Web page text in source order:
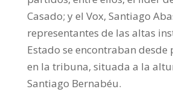
Casado; y el Vox, Santiago
representantes de las altas
Estado se encontraban
en la tribuna, situada a la
Santiago Bernabéu.